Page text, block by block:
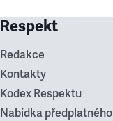
Respekt
Redakce
Kontakty
Kodex Respektu
Nabídka předplatného